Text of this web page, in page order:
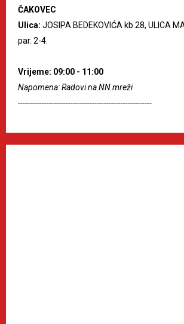
ČAKOVEC
Ulica: JOSIPA BEDEKOVIĆA kb.28, ULICA
par. 2-4.
Vrijeme: 09:00 - 11:00
Napomena: Radovi na NN mreži
--------------------------------------------------------